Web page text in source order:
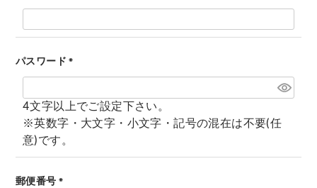
(
須
パスワード
(
須
4文字以上でご設定下さい。
※英数字・大文字・小文字・記号の混在は不要(任
意)です。
郵便番号